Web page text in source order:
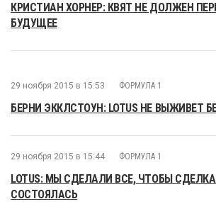
КРИСТИАН ХОРНЕР: КВЯТ НЕ ДОЛЖЕН
БУДУЩЕЕ
29 ноября 2015 в 15:53 ФОРМУЛА 1
БЕРНИ ЭККЛСТОУН: LOTUS НЕ ВЫЖИВЕТ
29 ноября 2015 в 15:44 ФОРМУЛА 1
LOTUS: МЫ СДЕЛАЛИ ВСЕ, ЧТОБЫ СДЕЛКА
СОСТОЯЛАСЬ